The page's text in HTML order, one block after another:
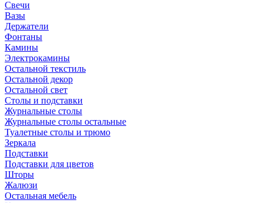
Свечи
Вазы
Держатели
Фонтаны
Камины
Электрокамины
Остальной текстиль
Остальной декор
Остальной свет
Столы и подставки
Журнальные столы
Журнальные столы остальные
Туалетные столы и трюмо
Зеркала
Подставки
Подставки для цветов
Шторы
Жалюзи
Остальная мебель